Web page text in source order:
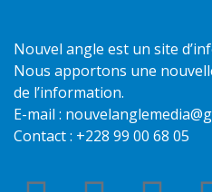
Nouvel angle est un site
Nous apportons une
de l’information.
E-mail :
Contact : +228 99 00 68 05